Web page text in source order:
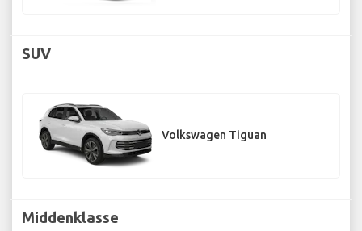
SUV
Volkswagen Tiguan
Middenklasse